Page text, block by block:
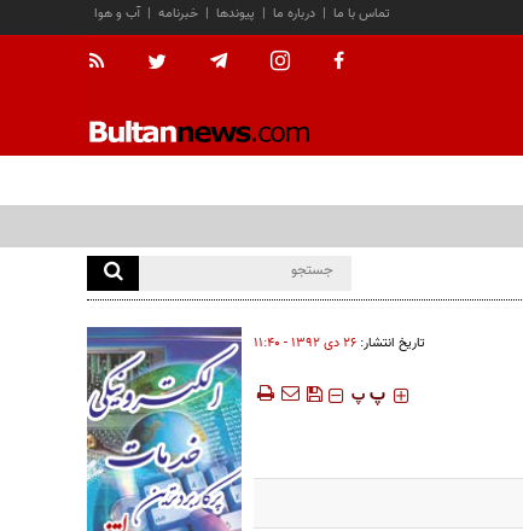
آب و هوا | خبرنامه | پیوندها | درباره ما | تماس با ما
تاریخ انتشار: ۲۶ دی ۱۳۹۲ - ۱۱:۴۰
‍‍‍ پ پ